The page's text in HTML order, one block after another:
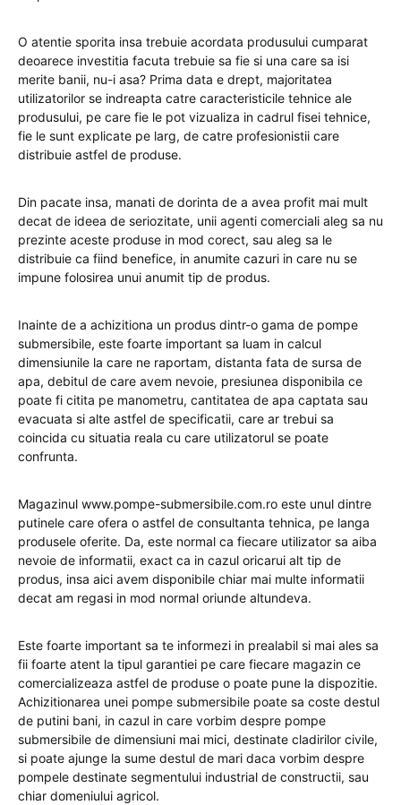
O atentie sporita insa trebuie acordata produsului cumparat
deoarece investitia facuta trebuie sa fie si una care sa isi
merite banii, nu-i asa? Prima data e drept, majoritatea
utilizatorilor se indreapta catre caracteristicile tehnice ale
produsului, pe care fie le pot vizualiza in cadrul fisei tehnice,
fie le sunt explicate pe larg, de catre profesionistii care
distribuie astfel de produse.
Din pacate insa, manati de dorinta de a avea profit mai mult
decat de ideea de seriozitate, unii agenti comerciali aleg sa nu
prezinte aceste produse in mod corect, sau aleg sa le
distribuie ca fiind benefice, in anumite cazuri in care nu se
impune folosirea unui anumit tip de produs.
Inainte de a achizitiona un produs dintr-o gama de pompe
submersibile, este foarte important sa luam in calcul
dimensiunile la care ne raportam, distanta fata de sursa de
apa, debitul de care avem nevoie, presiunea disponibila ce
poate fi citita pe manometru, cantitatea de apa captata sau
evacuata si alte astfel de specificatii, care ar trebui sa
coincida cu situatia reala cu care utilizatorul se poate
confrunta.
Magazinul www.pompe-submersibile.com.ro este unul dintre
putinele care ofera o astfel de consultanta tehnica, pe langa
produsele oferite. Da, este normal ca fiecare utilizator sa aiba
nevoie de informatii, exact ca in cazul oricarui alt tip de
produs, insa aici avem disponibile chiar mai multe informatii
decat am regasi in mod normal oriunde altundeva.
Este foarte important sa te informezi in prealabil si mai ales sa
fii foarte atent la tipul garantiei pe care fiecare magazin ce
comercializeaza astfel de produse o poate pune la dispozitie.
Achizitionarea unei pompe submersibile poate sa coste destul
de putini bani, in cazul in care vorbim despre pompe
submersibile de dimensiuni mai mici, destinate cladirilor civile,
si poate ajunge la sume destul de mari daca vorbim despre
pompele destinate segmentului industrial de constructii, sau
chiar domeniului agricol.